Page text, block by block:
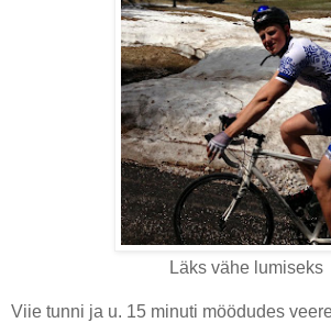
Läks vähe lumiseks
Viie tunni ja u. 15 minuti möödudes